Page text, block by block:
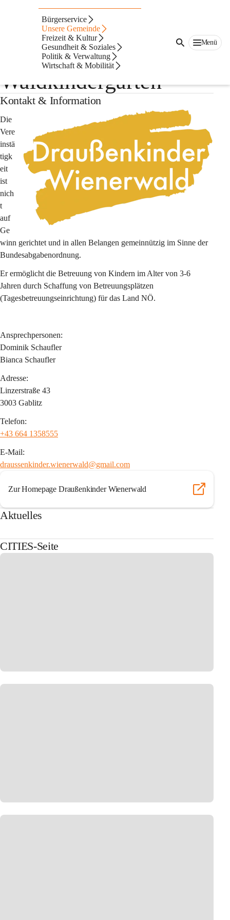
Bürgerservice
Unsere Gemeinde
Freizeit & Kultur
Gesundheit & Soziales
Politik & Verwaltung
Wirtschaft & Mobilität
Menü
Draußenkinder
Wienerwald |
Waldkindergarten
Kontakt & Information
Die
Vere
instä
tigk
eit
ist
nich
t
auf
Ge
winn gerichtet und in allen Belangen gemeinnützig im Sinne der
Bundesabgabenordnung.
Er ermöglicht die Betreuung von Kindern im Alter von 3-6
Jahren durch Schaffung von Betreuungsplätzen
(Tagesbetreuungseinrichtung) für das Land NÖ.
Ansprechpersonen:
Dominik Schaufler
Bianca Schaufler
Adresse:
Linzerstraße 43
3003 Gablitz
Telefon:
+43 664 1358555
E-Mail:
draussenkinder.wienerwald@gmail.com
Zur Homepage Draußenkinder Wienerwald
Aktuelles
CITIES-Seite